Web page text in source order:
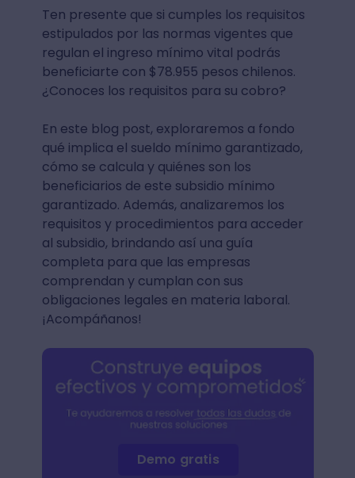
Ten presente que si cumples los requisitos
estipulados por las normas vigentes que
regulan el ingreso mínimo vital podrás
beneficiarte con $78.955 pesos chilenos.
¿Conoces los requisitos para su cobro?
En este blog post, exploraremos a fondo
qué implica el sueldo mínimo garantizado,
cómo se calcula y quiénes son los
beneficiarios de este subsidio mínimo
garantizado. Además, analizaremos los
requisitos y procedimientos para acceder
al subsidio, brindando así una guía
completa para que las empresas
comprendan y cumplan con sus
obligaciones legales en materia laboral.
¡Acompáñanos!
Demo gratis